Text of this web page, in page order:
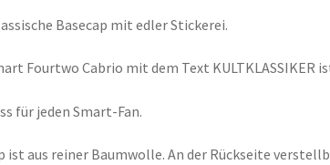
Basecap mit edler Stickerei.
Fourtwo Cabrio mit dem Text KULTKLASSIKER
für jeden Smart-Fan.
ist aus reiner Baumwolle. An der Rückseite